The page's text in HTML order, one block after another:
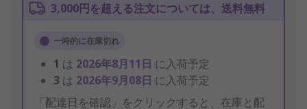
3,000円を超える注文については、送料無料
一時的に在庫切れ
1 は 2026年8月11日 に入荷予定
3 は 2026年9月08日 に入荷予定
「配達日を確認」をクリックすると、在庫と配